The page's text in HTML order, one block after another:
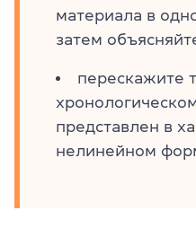
материала в
затем
перескажите
представлен в
нелинейном